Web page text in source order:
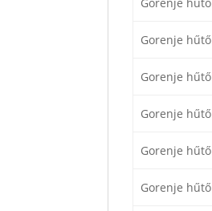
Gorenje hűtő
Gorenje hűtő
Gorenje hűtő
Gorenje hűtő
Gorenje hűtő